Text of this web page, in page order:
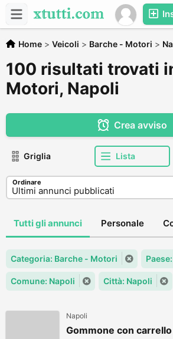
Home > Veicoli > Barche - Motori >
100 risultati trovati
Motori, Napoli
Crea avviso
Griglia Lista
Ordinare
Tutti gli annunci Personale
Categoria: Barche - Motori
Comune: Napoli Città: Napoli
Napoli
Gommone con carrello